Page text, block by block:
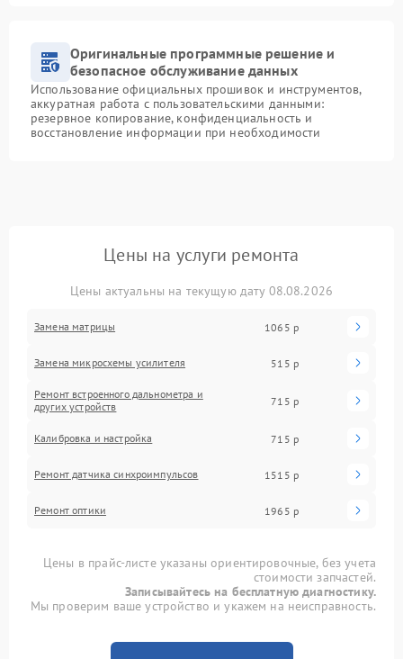
Оригинальные программные решение и
безопасное обслуживание данных
Использование официальных прошивок и инструментов,
аккуратная работа с пользовательскими данными:
резервное копирование, конфиденциальность и
восстановление информации при необходимости
Цены на услуги ремонта
Цены актуальны на текущую дату 08.08.2026
Замена матрицы 1065 р
Замена микросхемы усилителя 515 р
Ремонт встроенного дальнометра и
других устройств
715 р
Калибровка и настройка 715 р
Ремонт датчика синхроимпульсов 1515 р
Ремонт оптики 1965 р
Цены в прайс-листе указаны ориентировочные, без учета
стоимости запчастей.
Записывайтесь на бесплатную диагностику.
Мы проверим ваше устройство и укажем на неисправность.